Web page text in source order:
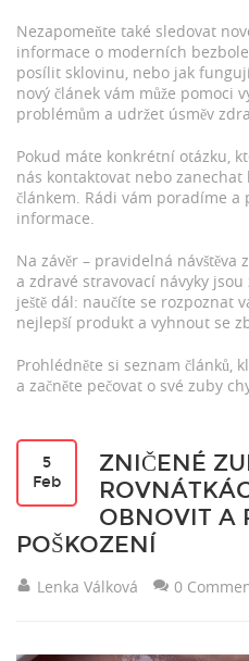
Nezapomeňte také sledovat
informace o moderních
posílit sklovinu, nebo jak
nový článek vám může pomoci
problémům a udržet úsměv
Pokud máte konkrétní otázku,
nás kontaktovat nebo
článkem. Rádi vám poradíme
informace.
Na závěr – pravidelná návštěva
a zdravé stravovací návyky
ještě dál: naučíte se rozpoznat
nejlepší produkt a vyhnout se
Prohlédněte si seznam článků,
a začněte pečovat o své zuby
5
Feb
ZNIČENÉ
OBNOVIT A
POŠKOZENÍ
Lenka Válková 0